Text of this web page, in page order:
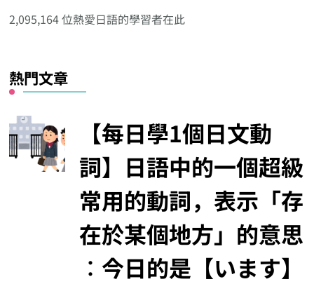
類
2,095,164 位熱愛日語的學習者在此
熱門文章
【每日學1個日文動
詞】日語中的一個超級
常用的動詞，表示「存
在於某個地方」的意思
︰今日的是【います】